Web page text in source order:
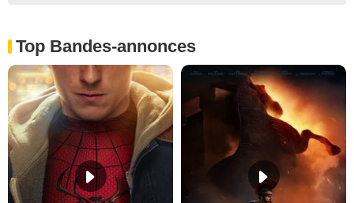
Top Bandes-annonces